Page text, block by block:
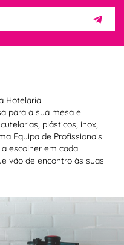
Hotelaria
para a sua mesa e
plásticos, inox,
Equipa de Profissionais
escolher em cada
vão de encontro às suas